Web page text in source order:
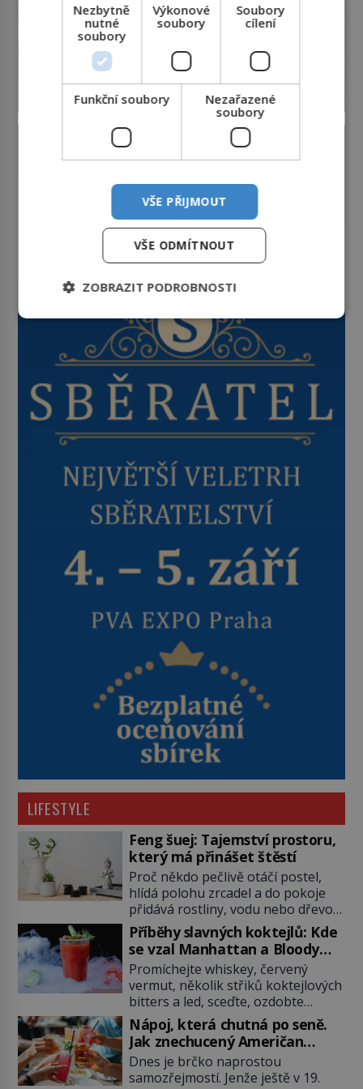
LIFESTYLE
Feng šuej: Tajemství prostoru,
který má přinášet štěstí
Proč někdo pečlivě otáčí postel,
hlídá polohu zrcadel a do pokoje
přidává rostliny, vodu nebo dřevo?
Feng šuej tvrdí, že domov není jen
soubor zdí a nábytku. Je to prostor,
kterým proudí energie čchi a jeho
uspořádání může ovlivňovat, jak se
v něm člověk cítí. Feng šuej má
kořeny ve staré Číně a jeho historie
[…]
Příběhy slavných koktejlů: Kde
se vzal Manhattan a Bloody
Mary?
Promíchejte whiskey, červený
vermut, několik střiků koktejlových
bitters a led, sceďte, ozdobte
koktejlovou třešinkou a tadá…
Manhattan je tu! A pokud to má být
skutečně on, dejte si pozor, ať
místo klasické americké rye
whiskey či klidně bourbonu
Nápoj, která chutná po seně.
Jak znechucený Američan
vymyslel brčko
Dnes je brčko naprostou
samozřejmostí. Jenže ještě v 19.
Nezbytně
nutné
soubory
Výkonové
soubory
Soubory
cílení
Funkční soubory
Nezařazené
soubory
VŠE PŘIJMOUT
VŠE ODMÍTNOUT
ZOBRAZIT PODROBNOSTI